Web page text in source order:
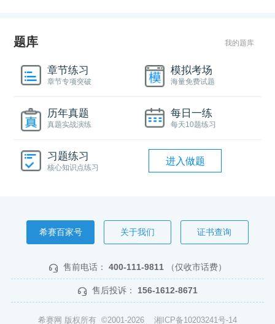
题库 我的题库
章节练习
章节专项突破
模拟考场
海量免费试题
历年真题
真题实战演练
每日一练
每天10题练习
习题练习
核心知识点练习
进入做题
希赛百家号 关于我们 证书查询
售前电话： 400-111-9811 （仅收市话费）
售后投诉： 156-1612-8671
希赛网 版权所有 ©2001-2026 湘ICP备10203241号-14